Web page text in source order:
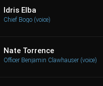
Idris Elba
Chief Bogo (voice)
Nate Torrence
Officer Benjamin Clawhauser (voice)